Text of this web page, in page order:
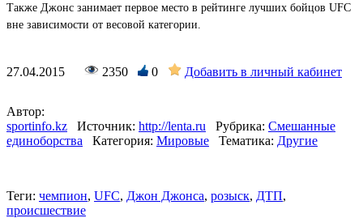
Также Джонс занимает первое место в рейтинге лучших бойцов UFC
вне зависимости от весовой категории.
27.04.2015 2350 0 Добавить в личный кабинет
Автор:
sportinfo.kz
Источник: http://lenta.ru Рубрика: Смешанные
единоборства
Категория: Мировые Тематика: Другие
Теги: чемпион, UFC, Джон Джонса, розыск, ДТП,
происшествие